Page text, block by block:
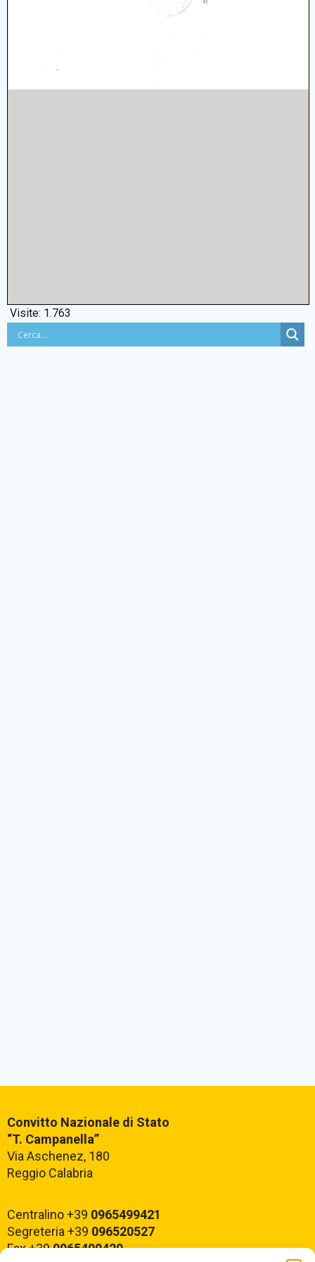
Visite: 1.763
Convitto Nazionale di Stato
“T. Campanella”
Via Aschenez, 180
Reggio Calabria
Centralino +39 0965499421
Segreteria +39 096520527
Fax +390965499420